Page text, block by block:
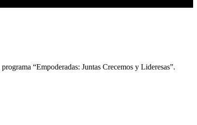
“Empoderadas: Juntas Crecemos y Lideresas”.